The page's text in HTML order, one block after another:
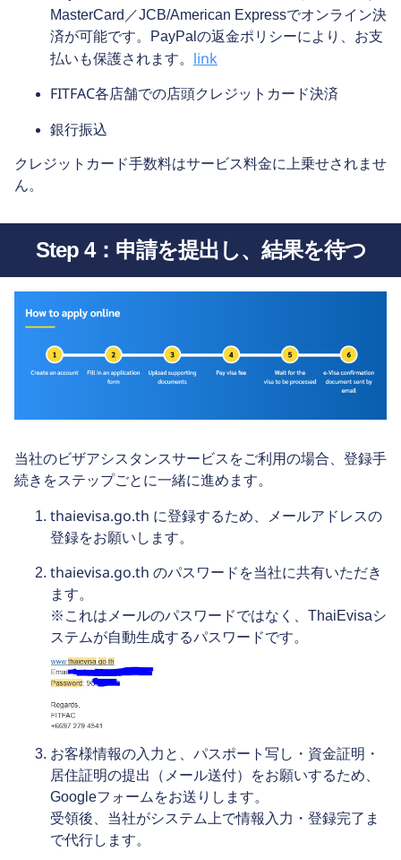
MasterCard／JCB/American Expressでオンライン決
済が可能です。PayPalの返金ポリシーにより、お支
払いも保護されます。 link
FITFAC各店舗での店頭クレジットカード決済
銀行振込
クレジットカード手数料はサービス料金に上乗せされませ
ん。
Step 4：申請を提出し、結果を待つ
当社のビザアシスタンスサービスをご利用の場合、登録手
続きをステップごとに一緒に進めます。
thaievisa.go.th に登録するため、メールアドレスの
登録をお願いします。
thaievisa.go.th のパスワード を当社に共有いただき
ます。
※これはメールのパスワードではなく、ThaiEvisaシ
ステムが自動生成するパスワードです。
お客様情報の入力と、パスポート写し・資金証明・
居住証明の提出（メール送付）をお願いするため、
Googleフォームをお送りします。
受領後、当社がシステム上で情報入力・登録完了ま
で代行します。